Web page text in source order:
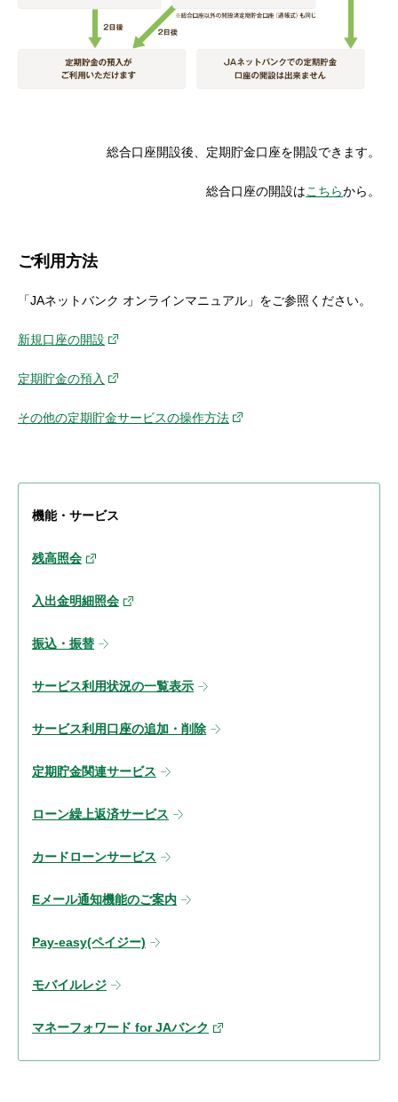
総合口座開設後、定期貯金口座を開設できます。
総合口座の開設はこちらから。
ご利用方法
「JAネットバンク オンラインマニュアル」をご参照ください。
新規口座の開設
定期貯金の預入
その他の定期貯金サービスの操作方法
機能・サービス
残高照会
入出金明細照会
振込・振替
サービス利用状況の一覧表示
サービス利用口座の追加・削除
定期貯金関連サービス
ローン繰上返済サービス
カードローンサービス
Eメール通知機能のご案内
Pay-easy(ペイジー)
モバイルレジ
マネーフォワード for JAバンク